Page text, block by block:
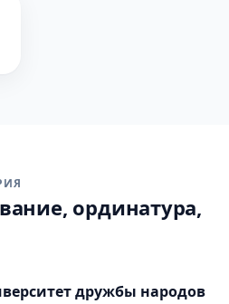
ординатура,
дружбы народов